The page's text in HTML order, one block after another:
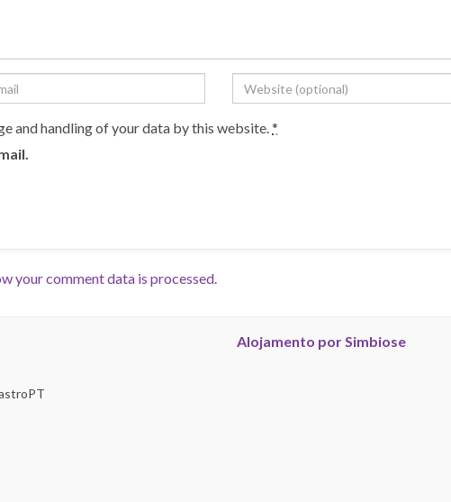
and handling of your data by this website.*
your comment data is processed.
Alojamento por Simbiose